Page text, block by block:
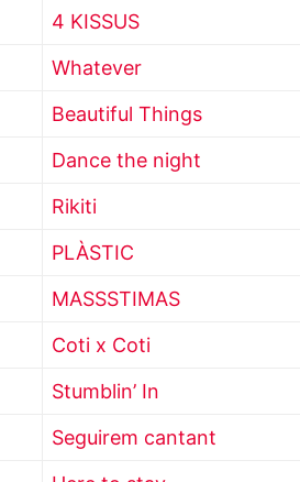
4 KISSUS
Whatever
Beautiful Things
Dance the night
Rikiti
PLÀSTIC
MASSSTIMAS
Coti x Coti
Stumblin’ In
Seguirem cantant